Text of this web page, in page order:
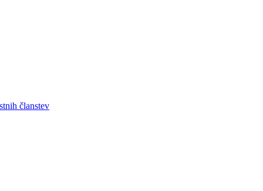
članstev